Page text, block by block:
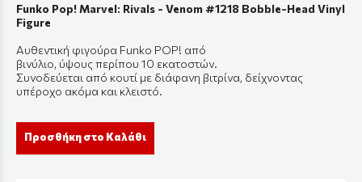
Funko Pop! Marvel: Rivals - Venom #1218 Bobble-Head Vinyl
Figure
Αυθεντική φιγούρα Funko POP! από
βινύλιο, ύψουςπερίπου 10 εκατοστών.
Συνοδεύεται από κουτί με διάφανη βιτρίνα, δείχνοντας
υπέροχο ακόμα και κλειστό.
Προσθήκη στο Καλάθι